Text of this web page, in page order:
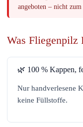
angeboten – nicht
Was Fliegenpilz
🌿 100 % Kappen,
Nur handverlesene
keine Füllstoffe.